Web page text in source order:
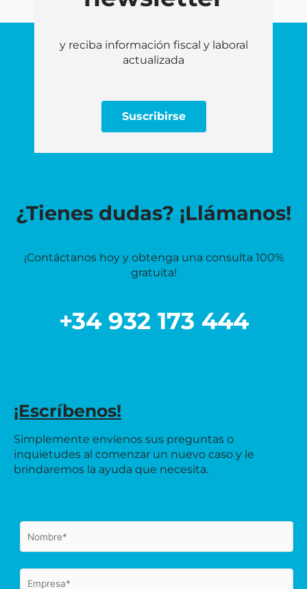
y reciba información fiscal y laboral
actualizada
Suscribirse
¿Tienes dudas? ¡Llámanos!
¡Contáctanos hoy y obtenga una consulta 100%
gratuita!
+34 932 173 444
¡Escríbenos!
Simplemente envíenos sus preguntas o
inquietudes al comenzar un nuevo caso y le
brindaremos la ayuda que necesita.